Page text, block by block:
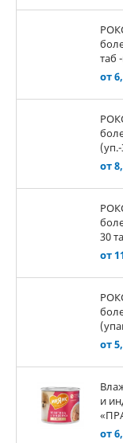
таб
от
от
30
от
от
и
от